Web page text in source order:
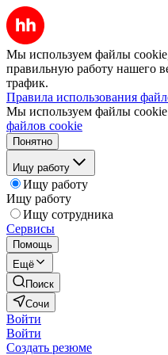
Мы используем файлы
правильную работу нашего
трафик.
Правила использования
Мы используем файлы
файлов cookie
Понятно
Ищу работу
Ищу работу
Ищу работу
Ищу сотрудника
Сервисы
Помощь
Ещё
Поиск
Сочи
Войти
Войти
Создать резюме